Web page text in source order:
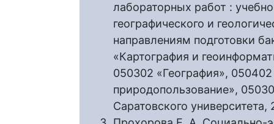
лабораторных работ :
географического и
направлениям подготовки
«Картография и
050302 «География»,
природопользование»,
Саратовского университета,